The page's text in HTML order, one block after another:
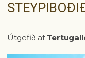
Útgefið af